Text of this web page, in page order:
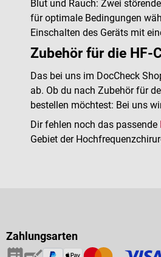
Blut und Rauch: Zwei
für optimale Bedingungen
Einschalten des Geräts mit
Zubehör für die HF-
Das bei uns im DocCheck
ab. Ob du nach Zubehör für
bestellen möchtest: Bei uns
Dir fehlen noch das passende
Gebiet der
Zahlungsarten